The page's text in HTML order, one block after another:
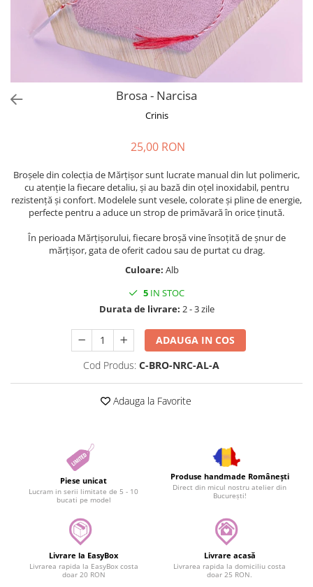
Friends
Monstera
Neon Collection
Second Breakfast
Tiny but Mighty
White Sensation
Brosa - Narcisa
Crinis
25,00 RON
Broșele din colecția de Mărțișor sunt lucrate manual din lut polimeric,
cu atenție la fiecare detaliu, și au bază din oțel inoxidabil, pentru
rezistență și confort. Modelele sunt vesele, colorate și pline de energie,
perfecte pentru a aduce un strop de primăvară în orice ținută.
În perioada Mărțișorului, fiecare broșă vine însoțită de șnur de
mărțișor, gata de oferit cadou sau de purtat cu drag.
Culoare: Alb
5 IN STOC
Durata de livrare: 2 - 3 zile
ADAUGA IN COS
Cod Produs: C-BRO-NRC-AL-A
Adauga la Favorite
Piese unicat
Lucram in serii limitate de 5 - 10
bucati pe model
Produse handmade Românești
Direct din micul nostru atelier din
București!
Livrare la EasyBox
Livrarea rapida la EasyBox costa
doar 20 RON
Livrare acasă
Livrarea rapida la domiciliu costa
doar 25 RON.